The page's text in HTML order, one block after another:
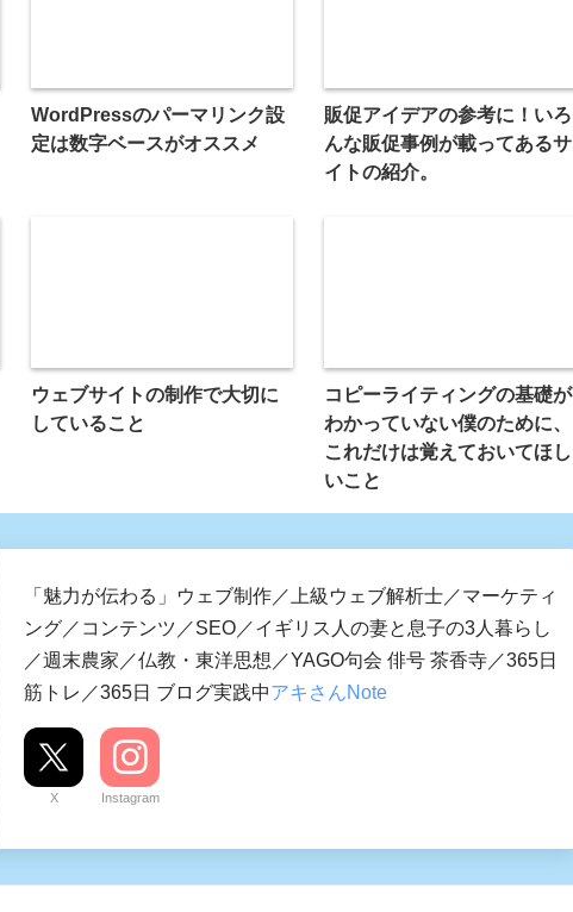
WordPressのパーマリンク設
定は数字ベースがオススメ
販促アイデアの参考に！いろ
んな販促事例が載ってあるサ
イトの紹介。
ウェブサイトの制作で大切に
していること
コピーライティングの基礎が
わかっていない僕のために、
これだけは覚えておいてほし
いこと
「魅力が伝わる」ウェブ制作／上級ウェブ解析士／マーケティ
ング／コンテンツ／SEO／イギリス人の妻と息子の3人暮らし
／週末農家／仏教・東洋思想／YAGO句会 俳号 茶香寺／365日
筋トレ／365日 ブログ実践中アキさんNote
X Instagram